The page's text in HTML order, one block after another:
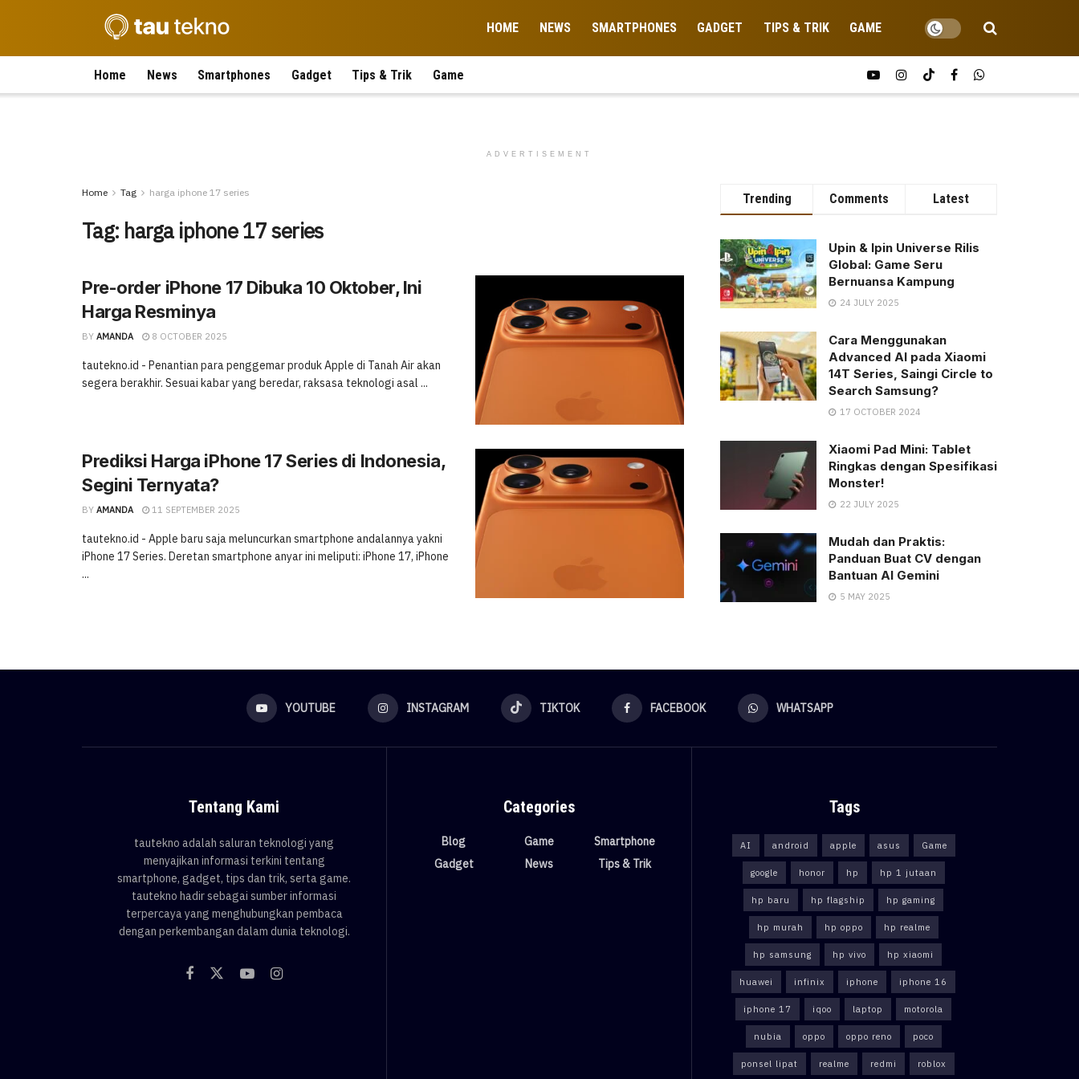
HOME NEWS SMARTPHONES GADGET TIPS & TRIK GAME
Home News Smartphones Gadget Tips & Trik Game
ADVERTISEMENT
Home Tag harga iphone 17 series
Tag: harga iphone 17 series
Pre-order iPhone 17 Dibuka 10 Oktober, Ini
Harga Resminya
BY AMANDA 8 OCTOBER 2025
tautekno.id - Penantian para penggemar produk Apple di Tanah Air akan
segera berakhir. Sesuai kabar yang beredar, raksasa teknologi asal ...
Prediksi Harga iPhone 17 Series di Indonesia,
Segini Ternyata?
BY AMANDA 11 SEPTEMBER 2025
tautekno.id - Apple baru saja meluncurkan smartphone andalannya yakni
iPhone 17 Series. Deretan smartphone anyar ini meliputi: iPhone 17, iPhone
...
Trending Comments Latest
Upin & Ipin Universe Rilis
Global: Game Seru
Bernuansa Kampung
24 JULY 2025
Cara Menggunakan
Advanced AI pada Xiaomi
14T Series, Saingi Circle to
Search Samsung?
17 OCTOBER 2024
Xiaomi Pad Mini: Tablet
Ringkas dengan Spesifikasi
Monster!
22 JULY 2025
Mudah dan Praktis:
Panduan Buat CV dengan
Bantuan AI Gemini
5 MAY 2025
YOUTUBE INSTAGRAM TIKTOK FACEBOOK WHATSAPP
Tentang Kami
tautekno adalah saluran teknologi yang
menyajikan informasi terkini tentang
smartphone, gadget, tips dan trik, serta game.
tautekno hadir sebagai sumber informasi
terpercaya yang menghubungkan pembaca
dengan perkembangan dalam dunia teknologi.
Categories
Blog
Gadget
Game
News
Smartphone
Tips & Trik
Tags
AI android apple asus Game
google honor hp hp 1 jutaan
hp baru hp flagship hp gaming
hp murah hp oppo hp realme
hp samsung hp vivo hp xiaomi
huawei infinix iphone iphone 16
iphone 17 iqoo laptop motorola
nubia oppo oppo reno poco
ponsel lipat realme redmi roblox